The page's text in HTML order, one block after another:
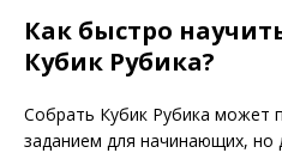
Как быстро
Кубик Рубика?
Собрать Кубик Рубика может
заданием для начинающих, но